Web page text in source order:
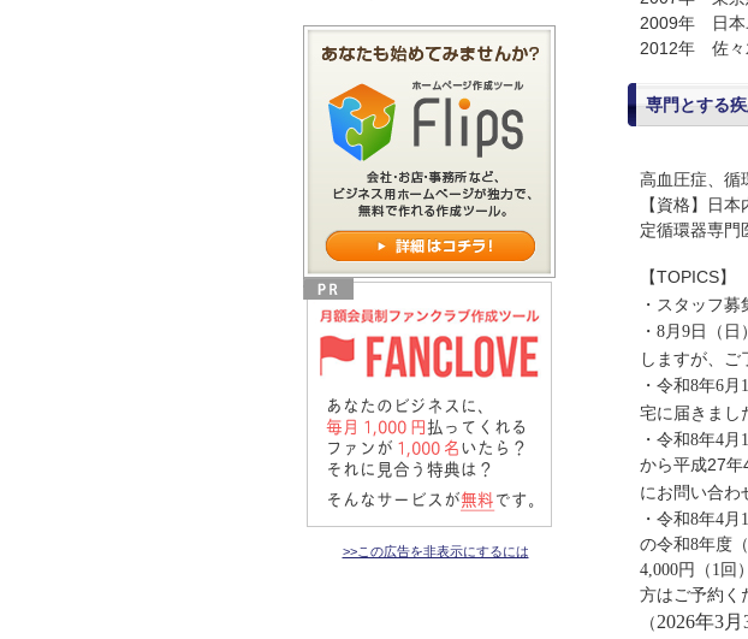
2009年 日本
2012年 佐々
専門とする
高血圧症、循
【資格】日
定循環器専門
【TOPICS】
・スタッフ募
・8月9日（
しますが、ご
・ 令和8年6月
宅に届きまし
・令和8年4月
から平成27
にお問い合わ
・ 令和8年4月
の令和8年度
4,000円（1回
方はご予約く
（2026年3月
>>この広告を非表示にするには